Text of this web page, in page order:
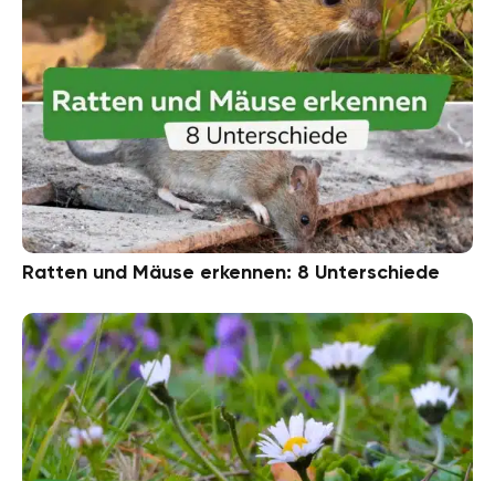
Ratten und Mäuse erkennen: 8 Unterschiede